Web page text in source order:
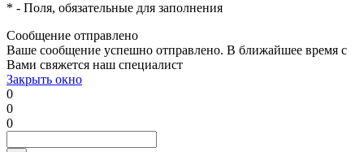
* - Поля, обязательные для заполнения
Сообщение отправлено
Ваше сообщение успешно отправлено. В ближайшее время с
Вами свяжется наш специалист
Закрыть окно
0
0
0